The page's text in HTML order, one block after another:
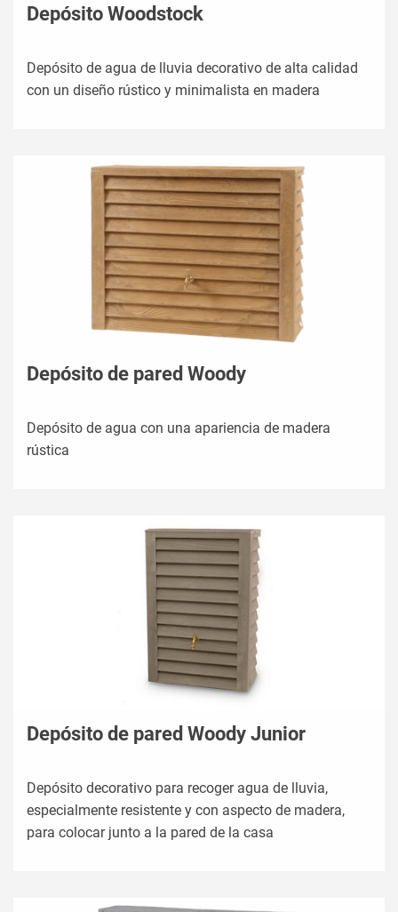
Depósito Woodstock
Depósito de agua de lluvia decorativo de alta calidad
con un diseño rústico y minimalista en madera
Depósito de pared Woody
Depósito de agua con una apariencia de madera
rústica
Depósito de pared Woody Junior
Depósito decorativo para recoger agua de lluvia,
especialmente resistente y con aspecto de madera,
para colocar junto a la pared de la casa